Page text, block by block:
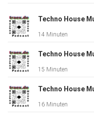
Mala Testa – Pulse (cc
Kinez – Burnout (cc by)
Nullfeld 6000 – Inferno
Techno House
14 Minuten
Techno House
15 Minuten
Techno House
16 Minuten